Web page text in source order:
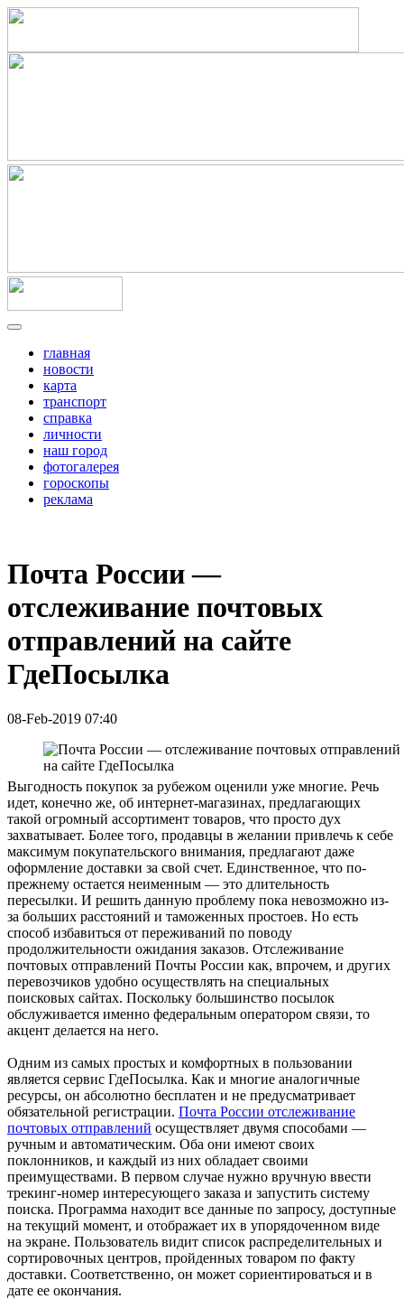
главная
новости
карта
транспорт
справка
личности
наш город
фотогалерея
гороскопы
реклама
Почта России —
отслеживание почтовых
отправлений на сайте
ГдеПосылка
08-Feb-2019 07:40
Выгодность покупок за рубежом оценили уже многие. Речь
идет, конечно же, об интернет-магазинах, предлагающих
такой огромный ассортимент товаров, что просто дух
захватывает. Более того, продавцы в желании привлечь к себе
максимум покупательского внимания, предлагают даже
оформление доставки за свой счет. Единственное, что по-
прежнему остается неименным — это длительность
пересылки. И решить данную проблему пока невозможно из-
за больших расстояний и таможенных простоев. Но есть
способ избавиться от переживаний по поводу
продолжительности ожидания заказов. Отслеживание
почтовых отправлений Почты России как, впрочем, и других
перевозчиков удобно осуществлять на специальных
поисковых сайтах. Поскольку большинство посылок
обслуживается именно федеральным оператором связи, то
акцент делается на него.
Одним из самых простых и комфортных в пользовании
является сервис ГдеПосылка. Как и многие аналогичные
ресурсы, он абсолютно бесплатен и не предусматривает
обязательной регистрации. Почта России отслеживание
почтовых отправлений осуществляет двумя способами —
ручным и автоматическим. Оба они имеют своих
поклонников, и каждый из них обладает своими
преимуществами. В первом случае нужно вручную ввести
трекинг-номер интересующего заказа и запустить систему
поиска. Программа находит все данные по запросу, доступные
на текущий момент, и отображает их в упорядоченном виде
на экране. Пользователь видит список распределительных и
сортировочных центров, пройденных товаром по факту
доставки. Соответственно, он может сориентироваться и в
дате ее окончания.